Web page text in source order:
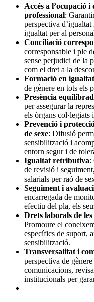
Accés a l’ocupació
professional:
perspectiva
igualtat per al
Conciliació
corresponsable i ple
sense perjudici de la
com el dret a la
Formació en igualtat
de gènere en tots els
Presència
per assegurar la
els òrgans col·legiats
Prevenció i
de sexe: Difusió
sensibilització i
entorn segur i de
Igualtat retributiva:
de revisió i
salarials per raó de
Seguiment i
encarregada de
efectiu del pla, els
Drets laborals de
Promoure el
específics de suport,
sensibilització.
Transversalitat i
perspectiva de
comunicacions,
institucionals per